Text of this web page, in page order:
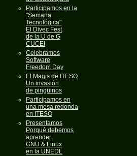
Participamos en la
"Semana
Tecnológica"
El Divec Fest
de la U de G
CUCEI
Celebramos
Software
Freedom Day
El Magis de ITESO
Un invasión
de pingüinos
Participamos en
una mesa redonda
en ITESO
Presentamos
Porqué debemos
aprender
GNU & Linux
en la UNEDL